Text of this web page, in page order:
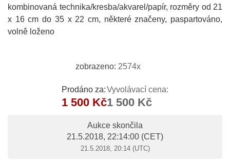
kombinovaná technika/kresba/akvarel/papír, rozměry od 21
x 16 cm do 35 x 22 cm, některé značeny, paspartováno,
volně loženo
zobrazeno: 2574x
Prodáno za:
1 500 Kč
Vyvolávací cena:
1 500 Kč
Aukce skončila
21.5.2018, 22:14:00 (CET)
21.5.2018, 20:14 (UTC)